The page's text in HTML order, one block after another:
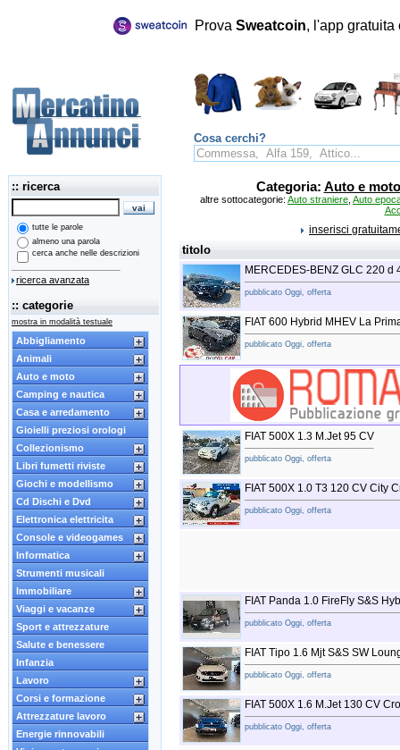
Prova Sweatcoin, l'app
Cosa cerchi?
:: ricerca
tutte le parole
almeno una parola
cerca anche nelle descrizioni
ricerca avanzata
:: categorie
mostra in modalità testuale
Abbigliamento
Animali
Auto e moto
Camping e nautica
Casa e arredamento
Gioielli preziosi orologi
Collezionismo
Libri fumetti riviste
Giochi e modellismo
Cd Dischi e Dvd
Elettronica elettricita
Console e videogames
Informatica
Strumenti musicali
Immobiliare
Viaggi e vacanze
Sport e attrezzature
Salute e benessere
Infanzia
Lavoro
Corsi e formazione
Attrezzature lavoro
Energie rinnovabili
Categoria: Auto e moto
altre sottocategorie: Auto straniere Auto
inserisci
titolo
MERCEDES-BENZ GLC 220 d
pubblicato Oggi, offerta
FIAT 600 Hybrid MHEV La
pubblicato Oggi, offerta
FIAT 500X 1.3 M.Jet 95 CV
pubblicato Oggi, offerta
FIAT 500X 1.0 T3 120 CV City
pubblicato Oggi, offerta
FIAT Panda 1.0 FireFly S&S
pubblicato Oggi, offerta
FIAT Tipo 1.6 Mjt S&S SW
pubblicato Oggi, offerta
FIAT 500X 1.6 M.Jet 130 CV
pubblicato Oggi, offerta